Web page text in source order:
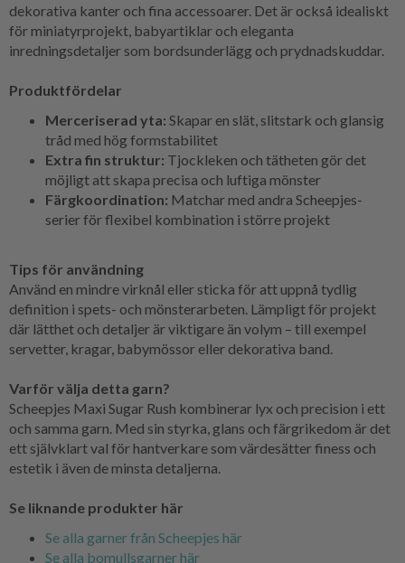
dekorativa kanter och fina accessoarer. Det är också idealiskt
för miniatyrprojekt, babyartiklar och eleganta
inredningsdetaljer som bordsunderlägg och prydnadskuddar.
Produktfördelar
Merceriserad yta: Skapar en slät, slitstark och glansig
tråd med hög formstabilitet
Extra fin struktur: Tjockleken och tätheten gör det
möjligt att skapa precisa och luftiga mönster
Färgkoordination: Matchar med andra Scheepjes-
serier för flexibel kombination i större projekt
Tips för användning
Använd en mindre virknål eller sticka för att uppnå tydlig
definition i spets- och mönsterarbeten. Lämpligt för projekt
där lätthet och detaljer är viktigare än volym – till exempel
servetter, kragar, babymössor eller dekorativa band.
Varför välja detta garn?
Scheepjes Maxi Sugar Rush kombinerar lyx och precision i ett
och samma garn. Med sin styrka, glans och färgrikedom är det
ett självklart val för hantverkare som värdesätter finess och
estetik i även de minsta detaljerna.
Se liknande produkter här
Se alla garner från Scheepjes här
Se alla bomullsgarner här